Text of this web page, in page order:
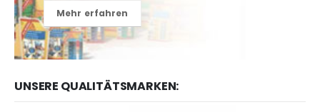
Mehr erfahren
UNSERE QUALITÄTSMARKEN: